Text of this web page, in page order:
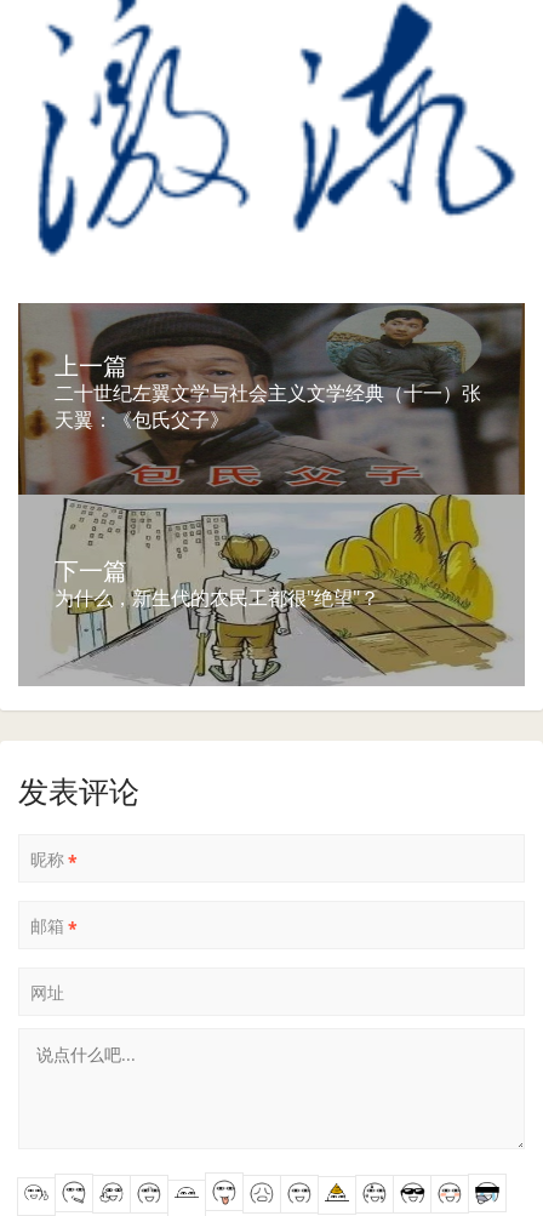
上一篇
二十世纪左翼文学与社会主义文学经典（十一）张
天翼：《包氏父子》
下一篇
为什么，新生代的农民工都很"绝望"？
发表评论
昵称*
邮箱 *
网址